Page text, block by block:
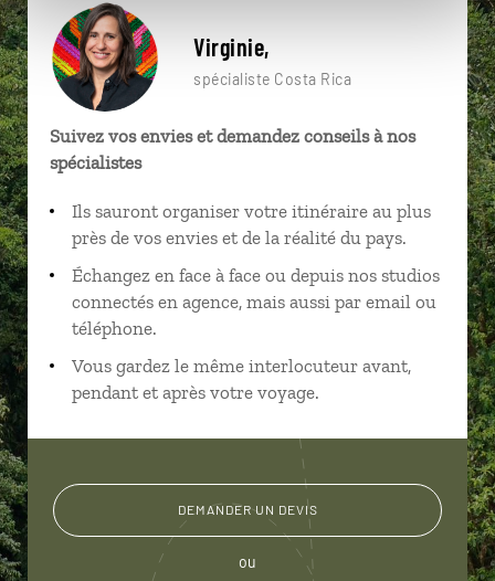
Virginie,
spécialiste Costa Rica
Suivez vos envies et demandez conseils à nos
spécialistes
Ils sauront organiser votre itinéraire au plus
près de vos envies et de la réalité du pays.
Échangez en face à face ou depuis nos studios
connectés en agence, mais aussi par email ou
téléphone.
Vous gardez le même interlocuteur avant,
pendant et après votre voyage.
DEMANDER UN DEVIS
ou